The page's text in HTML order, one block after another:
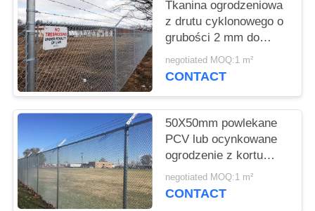
Tkanina ogrodzeniowa
z drutu cyklonowego o
grubości 2 mm do
paneli ogrodzeniowych
ze stali diamentowej
negotiated MOQ:1 m²
CONTACT
50X50mm powlekane
PCV lub ocynkowane
ogrodzenie z kortu
tenisowego
negotiated MOQ:1 m²
CONTACT